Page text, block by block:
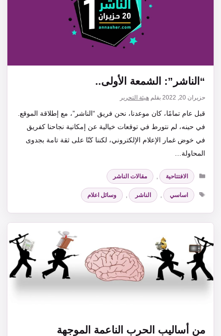
“الناشر”: الشمعة الأولى..
حزيران 20, 2022 بقلم هيئة التحرير
قبل عام تمامًا، كان موعدنا، نحن فريق “الناشر”، مع إطلاقة الموقع.
في حينه، لم نتورط في توقعات خيالية عن إمكانية نجاحنا كفريق
في خوض غمار الإعلام الإلكتروني، لكننا كنّا على ثقة تامة بجدوى
المحاولة…
التصنيفات
الافتتاحية
مقالات الناشر
الوسوم
اساسي الناشر وسائل اعلام
من أساليب الحرب الناعمة الموجهة